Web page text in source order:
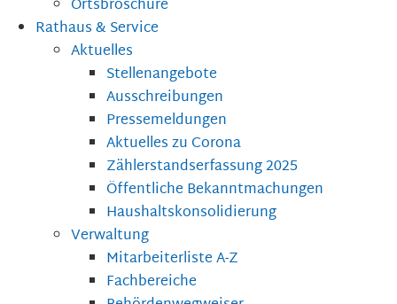
Ortsbroschüre
Rathaus & Service
Aktuelles
Stellenangebote
Ausschreibungen
Pressemeldungen
Aktuelles zu Corona
Zählerstandserfassung 2025
Öffentliche Bekanntmachungen
Haushaltskonsolidierung
Verwaltung
Mitarbeiterliste A-Z
Fachbereiche